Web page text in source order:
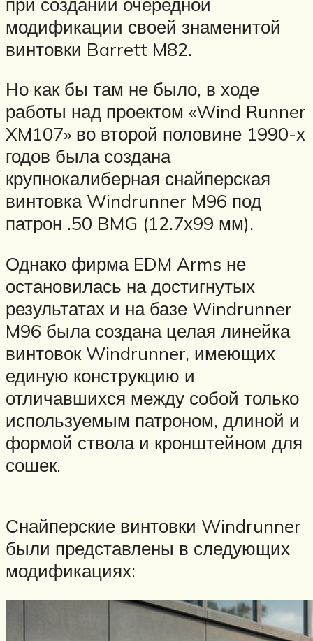
модификации своей знаменитой
винтовки Barrett M82.
Но как бы там не было, в ходе
работы над проектом «Wind Runner
XM107» во второй половине 1990-х
годов была создана
крупнокалиберная снайперская
винтовка Windrunner M96 под
патрон .50 BMG (12.7х99 мм).
Однако фирма EDM Arms не
остановилась на достигнутых
результатах и на базе Windrunner
M96 была создана целая линейка
винтовок Windrunner, имеющих
единую конструкцию и
отличавшихся между собой только
используемым патроном, длиной и
формой ствола и кронштейном для
сошек.
Снайперские винтовки Windrunner
были представлены в следующих
модификациях: